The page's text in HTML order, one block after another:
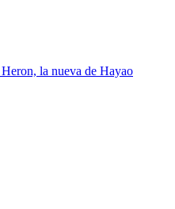
la nueva de Hayao